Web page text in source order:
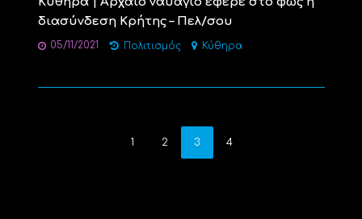
διασύνδεση Κρήτης – Πελ/σου
05/11/2021 Πολιτισμός Κύθηρα
1 2 3 4